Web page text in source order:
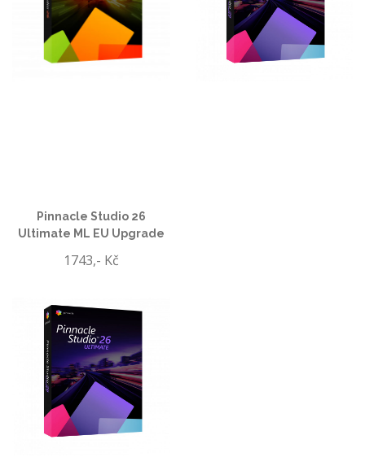
Pinnacle Studio 26
Ultimate ML EU Upgrade
1743,- Kč